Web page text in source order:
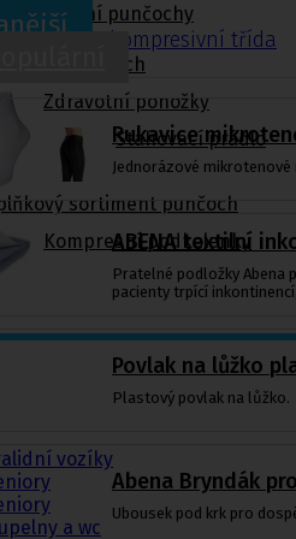
punčochy
III. kompresivní třída
punčoch
Zdravotní ponožky
Stahovací prádlo
sortiment punčoch
Kompresní podkolenky
vozíky
a wc
Rukavice
Jednorázové mikrotenové
ABENA textilní
Pratelné podložky Abena
pacienty trpící
Povlak na lůžko
Plastový povlak na lůžko.
Abena Bryndák
Ubousek pod krk pro